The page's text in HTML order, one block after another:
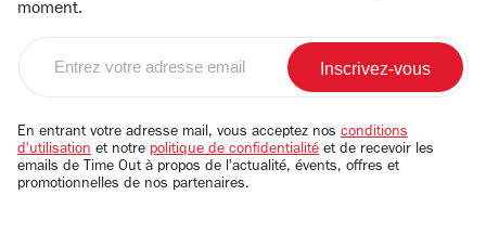
moment.
email
En entrant votre adresse mail, vous acceptez nos conditions
d'utilisation et notre politique de confidentialité et de recevoir les
emails de Time Out à propos de l'actualité, évents, offres et
promotionnelles de nos partenaires.